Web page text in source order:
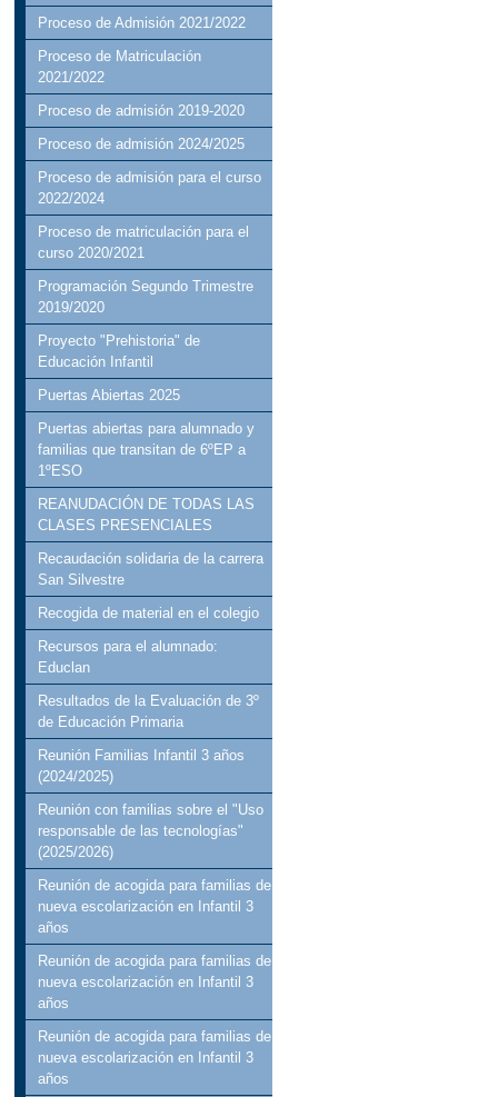
Proceso de Admisión 2021/2022
Proceso de Matriculación
2021/2022
Proceso de admisión 2019-2020
Proceso de admisión 2024/2025
Proceso de admisión para el curso
2022/2024
Proceso de matriculación para el
curso 2020/2021
Programación Segundo Trimestre
2019/2020
Proyecto "Prehistoria" de
Educación Infantil
Puertas Abiertas 2025
Puertas abiertas para alumnado y
familias que transitan de 6ºEP a
1ºESO
REANUDACIÓN DE TODAS LAS
CLASES PRESENCIALES
Recaudación solidaria de la carrera
San Silvestre
Recogida de material en el colegio
Recursos para el alumnado:
Educlan
Resultados de la Evaluación de 3º
de Educación Primaria
Reunión Familias Infantil 3 años
(2024/2025)
Reunión con familias sobre el "Uso
responsable de las tecnologías"
(2025/2026)
Reunión de acogida para familias de
nueva escolarización en Infantil 3
años
Reunión de acogida para familias de
nueva escolarización en Infantil 3
años
Reunión de acogida para familias de
nueva escolarización en Infantil 3
años